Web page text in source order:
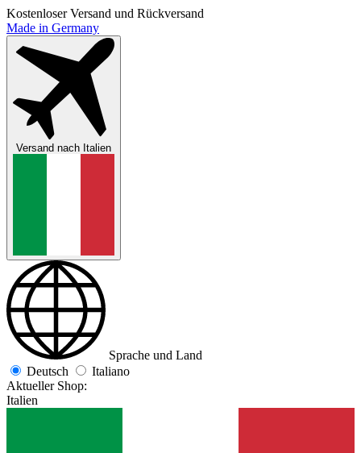
Kostenloser Versand und Rückversand
Made in Germany
Versand nach Italien
Sprache und Land
Deutsch
Italiano
Aktueller Shop:
Italien